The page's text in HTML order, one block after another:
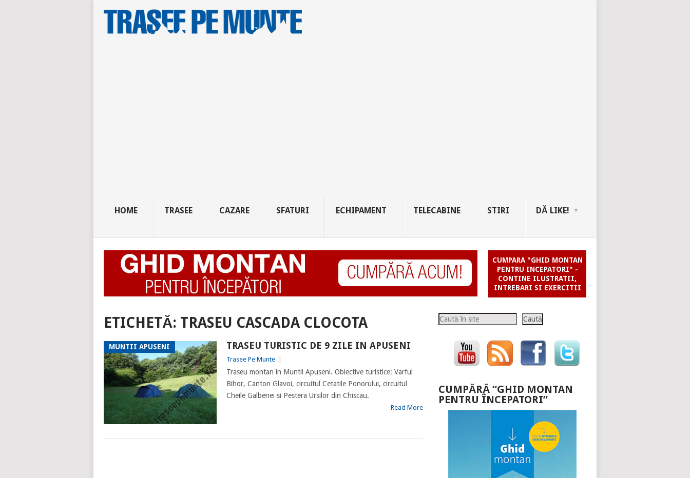
HOME TRASEE CAZARE SFATURI ECHIPAMENT TELECABINE STIRI DĂ LIKE!
CUMPARA "GHID MONTAN
PENTRU INCEPATORI" -
CONTINE ILUSTRATII,
INTREBARI SI EXERCITII
ETICHETĂ: TRASEU CASCADA CLOCOTA
MUNTII APUSENI TRASEU TURISTIC DE 9 ZILE IN APUSENI
Trasee Pe Munte
Traseu montan in Muntii Apuseni. Obiective turistice: Varful
Bihor, Canton Glavoi, circuitul Cetatile Ponorului, circuitul
Cheile Galbenei si Pestera Ursilor din Chiscau.
Read More
Caută Caută
CUMPĂRĂ “GHID MONTAN
PENTRU ÎNCEPATORI”